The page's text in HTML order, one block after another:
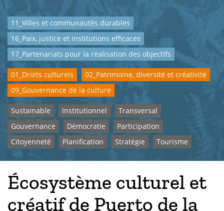
11_Villes et communautés durables
16_Paix, justice et institutions efficaces
17_Partenariats pour la réalisation des objectifs
01_Droits culturels
02_Patrimoine, diversité et créativité
09_Gouvernance de la culture
Sustainable Institutionnel
Transversal
Gouvernance
Démocratie
Participation
Citoyenneté
Planification Stratégie Tourisme
Écosystème culturel et
créatif de Puerto de la